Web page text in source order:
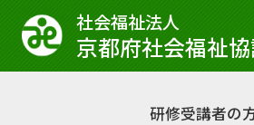
社会福祉法⼈
京都府社会福祉
研修受講者の